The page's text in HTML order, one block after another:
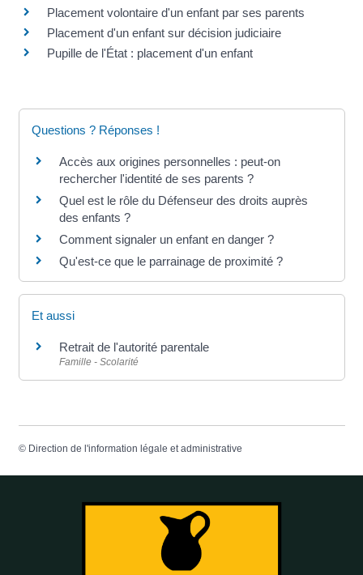
Placement volontaire d'un enfant par ses parents
Placement d'un enfant sur décision judiciaire
Pupille de l'État : placement d'un enfant
Questions ? Réponses !
Accès aux origines personnelles : peut-on
rechercher l'identité de ses parents ?
Quel est le rôle du Défenseur des droits auprès
des enfants ?
Comment signaler un enfant en danger ?
Qu'est-ce que le parrainage de proximité ?
Et aussi
Retrait de l'autorité parentale
Famille - Scolarité
© Direction de l'information légale et administrative